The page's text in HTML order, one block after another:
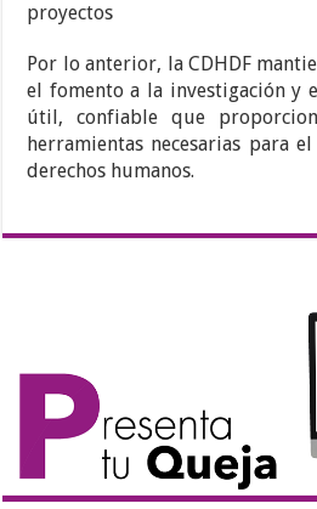
proyectos
Por lo anterior, la CDHDF
el fomento a la investigación y
útil, confiable que
herramientas necesarias para
derechos humanos.